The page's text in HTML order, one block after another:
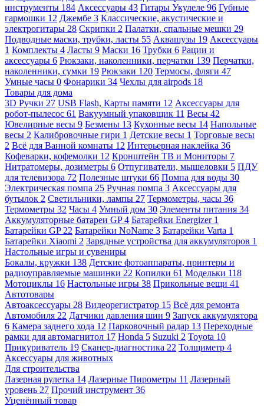
инструменты 184 Аксессуары 43 Гитары Укулеле 96 Губные
гармошки 12 Джембе 3 Классические, акустические и
электрогитары 28 Скрипки 2 Палатки, спальные мешки 29
Подводные маски, трубки, ласты 55 Аквашузы 19 Аксессуары
1 Комплекты 4 Ласты 9 Маски 16 Трубки 6 Рации и
аксессуары 6 Рюкзаки, наколенники, перчатки 139 Перчатки,
наколенники, сумки 19 Рюкзаки 120 Термосы, фляги 47
Умные часы 0 Фонарики 34 Чехлы для airpods 18
Товары для дома
3D Ручки 27 USB Flash, Карты памяти 12 Аксессуары для
робот-пылесос 61 Вакуумный упаковщик 11 Весы 42
Ювелирные весы 9 Безмены 13 Кухонные весы 14 Напольные
весы 2 Калибровочные гири 1 Детские весы 1 Торговые весы
2 Всё для Ванной комнаты 12 Интерьерная наклейка 36
Кофеварки, кофемолки 12 Кронштейн ТВ и Мониторы 7
Нитратомеры, дозиметры 6 Отпугиватели, мышеловки 5 ПДУ
для телевизора 72 Полезные штуки 66 Помпа для воды 30
Электрическая помпа 25 Ручная помпа 3 Аксессуары для
бутылок 2 Светильники, лампы 27 Термометры, часы 36
Термометры 32 Часы 4 Умный дом 30 Элементы питания 34
Аккумуляторные батареи GP4 Батарейки Energizer 1
Батарейки GP 22 Батарейки NoName 3 Батарейки Varta 1
Батарейки Xiaomi 2 Зарядные устройства для аккумуляторов 1
Настольные игры и сувениры
Бокалы, кружки 138 Детские фотоаппараты, принтеры и
радиоуправляемые машинки 22 Копилки 61 Модельки 118
Мотоциклы 16 Настольные игры 38 Прикольные вещи 41
Автотовары
Автоаксессуары 28 Видеорегистратор 15 Всё для ремонта
Автомобиля 22 Датчики давления шин 9 Запуск аккумулятора
6 Камера заднего хода 12 Парковочный радар 13 Переходные
рамки для автомагнитол 17 Honda 5 Suzuki 2 Toyota 10
Прикуриватель 19 Сканер-диагностика 22 Толщиметр 4
Аксессуары для животных
Для строительства
Лазерная рулетка 14 Лазерные Пирометры 11 Лазерный
уровень 27 Прочий инструмент 36
Уценённый товар